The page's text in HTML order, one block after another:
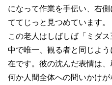
になって作業を手伝い、右
ててじっと見つめています。
この老人はしばしば「ミダ
中で唯一、観る者と同じよ
在です。彼の沈んだ表情は、
何か人間全体への問いかけ